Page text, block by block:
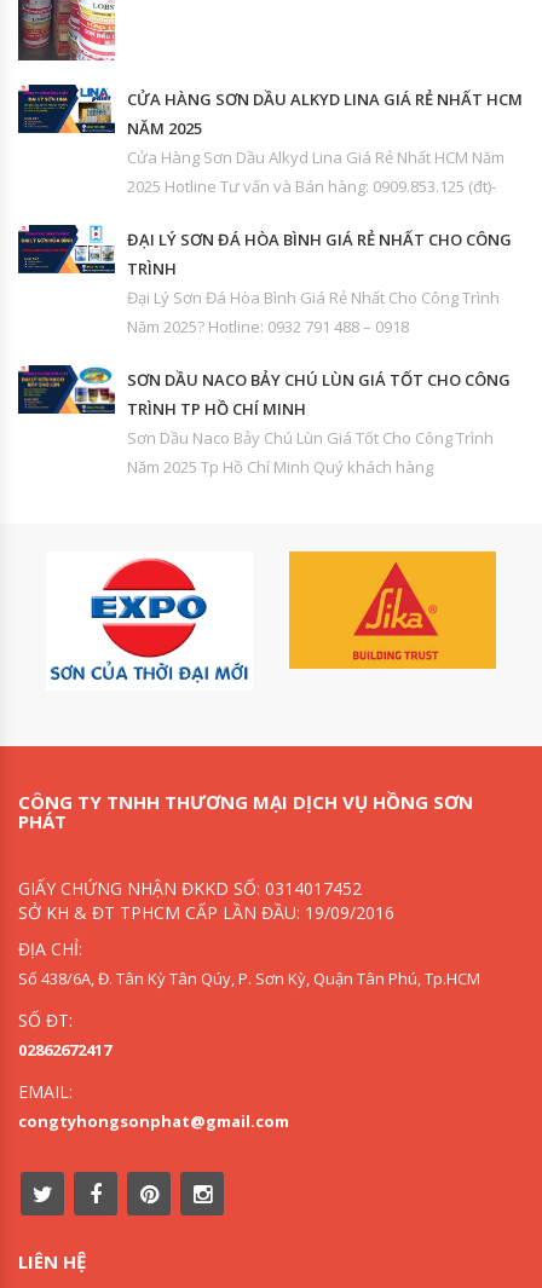
CỬA HÀNG SƠN DẦU ALKYD LINA GIÁ RẺ NHẤT HCM
NĂM 2025
Cửa Hàng Sơn Dầu Alkyd Lina Giá Rẻ Nhất HCM Năm
2025 Hotline Tư vấn và Bán hàng: 0909.853.125 (đt)-
ĐẠI LÝ SƠN ĐÁ HÒA BÌNH GIÁ RẺ NHẤT CHO CÔNG
TRÌNH
Đại Lý Sơn Đá Hòa Bình Giá Rẻ Nhất Cho Công Trình
Năm 2025? Hotline: 0932 791 488 – 0918
SƠN DẦU NACO BẢY CHÚ LÙN GIÁ TỐT CHO CÔNG
TRÌNH TP HỒ CHÍ MINH
Sơn Dầu Naco Bảy Chú Lùn Giá Tốt Cho Công Trình
Năm 2025 Tp Hồ Chí Minh Quý khách hàng
CÔNG TY TNHH THƯƠNG MẠI DỊCH VỤ HỒNG SƠN
PHÁT
GIẤY CHỨNG NHẬN ĐKKD SỐ: 0314017452
SỞ KH & ĐT TPHCM CẤP LẦN ĐẦU: 19/09/2016
ĐỊA CHỈ:
Số 438/6A, Đ. Tân Kỳ Tân Qúy, P. Sơn Kỳ, Quận Tân Phú, Tp.HCM
SỐ ĐT:
02862672417
EMAIL:
congtyhongsonphat@gmail.com
LIÊN HỆ